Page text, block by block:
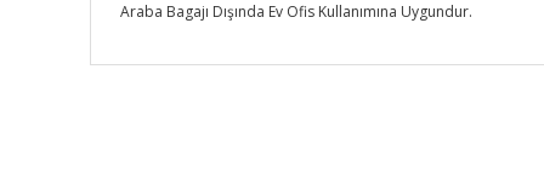
Araba Bagajı Dışında Ev Ofis Kullanımına Uygundur.